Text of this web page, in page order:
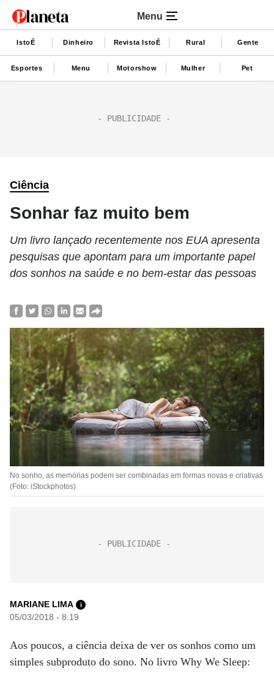
Menu
IstoÉ Dinheiro Revista IstoÉ Rural Gente
Esportes Menu Motorshow Mulher Pet
Ciência
Sonhar faz muito bem
Um livro lançado recentemente nos EUA apresenta
pesquisas que apontam para um importante papel
dos sonhos na saúde e no bem-estar das pessoas
No sonho, as memórias podem ser combinadas em formas novas e criativas
(Foto: iStockphotos)
MARIANE LIMA i
05/03/2018 - 8:19
Aos poucos, a ciência deixa de ver os sonhos como um
simples subproduto do sono. No livro Why We Sleep: